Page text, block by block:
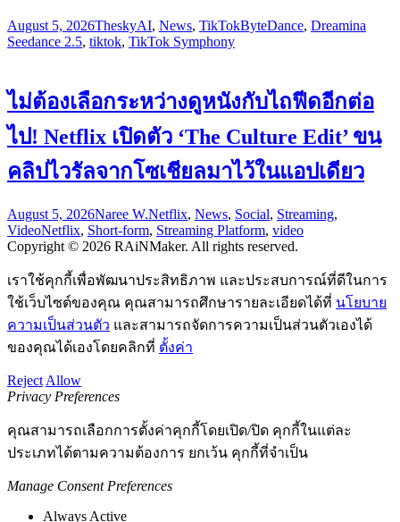
August 5, 2026TheskyAI, News, TikTokByteDance, Dreamina
Seedance 2.5, tiktok, TikTok Symphony
ไม่ต้องเลือกระหว่างดูหนังกับไถฟีดอีกต่อ
ไป! Netflix เปิดตัว ‘The Culture Edit’ ขน
คลิปไวรัลจากโซเชียลมาไว้ในแอปเดียว
August 5, 2026Naree W.Netflix, News, Social, Streaming,
VideoNetflix, Short-form, Streaming Platform, video
Copyright © 2026 RAiNMaker. All rights reserved.
เราใช้คุกกี้เพื่อพัฒนาประสิทธิภาพ และประสบการณ์ที่ดีในการ
ใช้เว็บไซต์ของคุณ คุณสามารถศึกษารายละเอียดได้ที่ นโยบาย
ความเป็นส่วนตัว และสามารถจัดการความเป็นส่วนตัวเองได้
ของคุณได้เองโดยคลิกที่ ตั้งค่า
Reject Allow
Privacy Preferences
คุณสามารถเลือกการตั้งค่าคุกกี้โดยเปิด/ปิด คุกกี้ในแต่ละ
ประเภทได้ตามความต้องการ ยกเว้น คุกกี้ที่จำเป็น
Manage Consent Preferences
Always Active